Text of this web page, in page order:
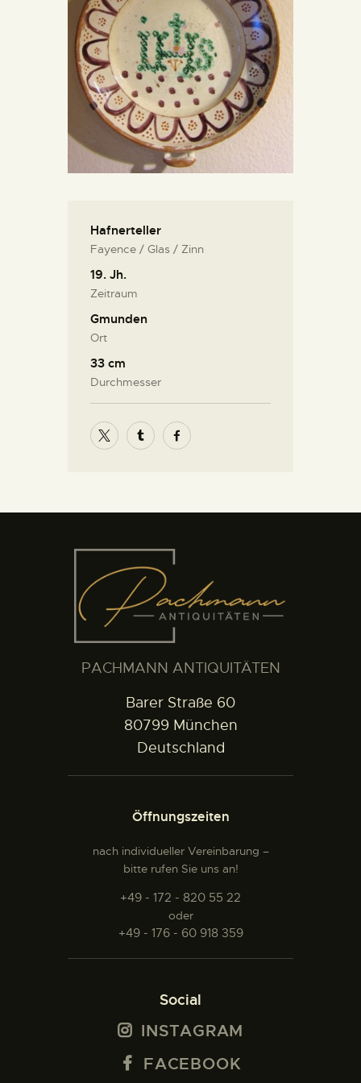
KONTAKT
Hafnerteller
Fayence / Glas / Zinn
19. Jh.
Zeitraum
Gmunden
Ort
33 cm
Durchmesser
PACHMANN ANTIQUITÄTEN
Barer Straße 60
80799 München
Deutschland
Öffnungszeiten
nach individueller Vereinbarung –
bitte rufen Sie uns an!
+49 - 172 - 820 55 22
oder
+49 - 176 - 60 918 359
Social
INSTAGRAM
FACEBOOK